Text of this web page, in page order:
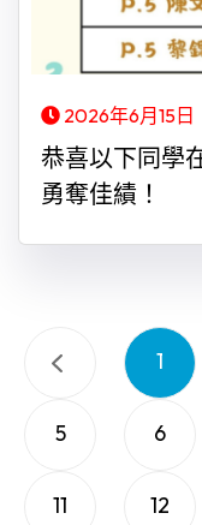
2026年6月15日
恭喜以下同學
勇奪佳績！
1
5 6
11 12